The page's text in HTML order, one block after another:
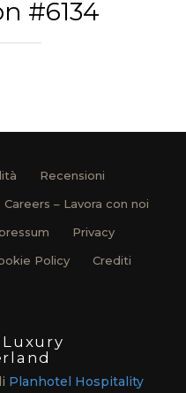
#6134
Recensioni
Careers – Lavora con noi
Privacy
Policy Crediti
Luxury
Planhotel Hospitality